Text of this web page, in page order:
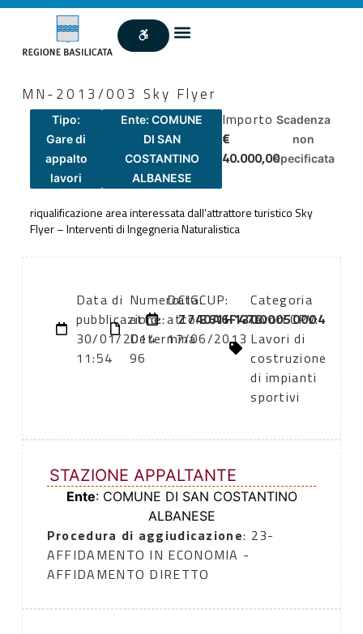
MN-2013/003 Sky Flyer
Tipo:
Gare di
appalto
lavori
Ente: COMUNE
DI SAN
COSTANTINO
ALBANESE
Importo
€
40.000,00
Scadenza
non
specificata
riqualificazione area interessata dall’attrattore turistico Sky
Flyer – Interventi di Ingegneria Naturalistica
Data di
pubblicazione:
30/01/2014
11:54
Numero
atto:
Determina
96
Data
atto:
17/06/2013
CIG:
Z740A6F47C
CUP:
E61H13000050004
Categoria
lavori CPV:
Lavori di
costruzione
di impianti
sportivi
STAZIONE APPALTANTE
Ente: COMUNE DI SAN COSTANTINO
ALBANESE
Procedura di aggiudicazione: 23-
AFFIDAMENTO IN ECONOMIA -
AFFIDAMENTO DIRETTO